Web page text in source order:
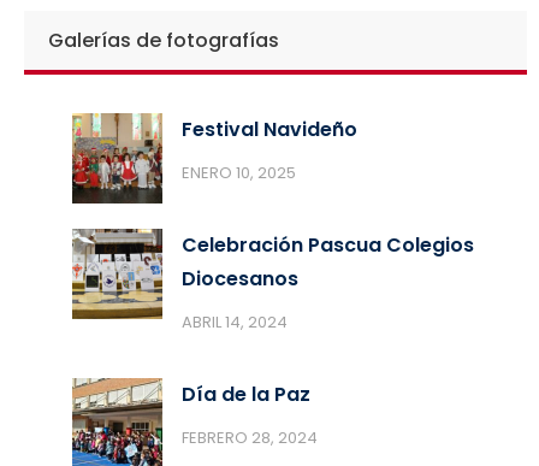
Galerías de fotografías
Festival Navideño
ENERO 10, 2025
Celebración Pascua Colegios
Diocesanos
ABRIL 14, 2024
Día de la Paz
FEBRERO 28, 2024